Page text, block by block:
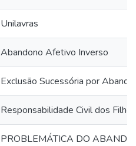
Unilavras
Abandono Afetivo Inverso
Exclusão Sucessória por
Responsabilidade Civil dos Filhos
PROBLEMÁTICA DO